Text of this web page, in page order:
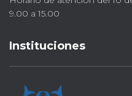
9.00 a 15.00
Instituciones